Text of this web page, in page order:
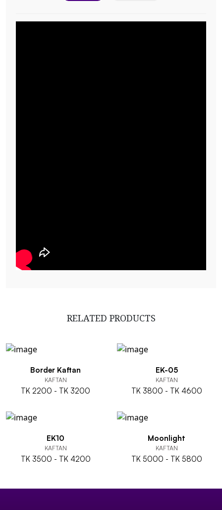
RELATED PRODUCTS
Border Kaftan
KAFTAN
TK 2200 - TK 3200
EK-05
KAFTAN
TK 3800 - TK 4600
EK10
KAFTAN
TK 3500 - TK 4200
Moonlight
KAFTAN
TK 5000 - TK 5800